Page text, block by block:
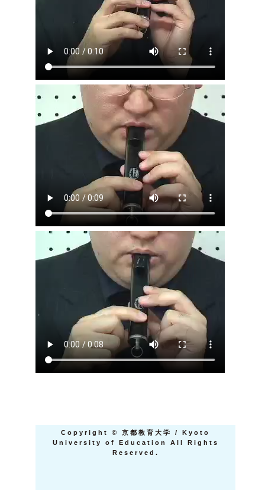
Copyright ©
京都教育大学 / Kyoto
University of Education All Rights
Reserved.